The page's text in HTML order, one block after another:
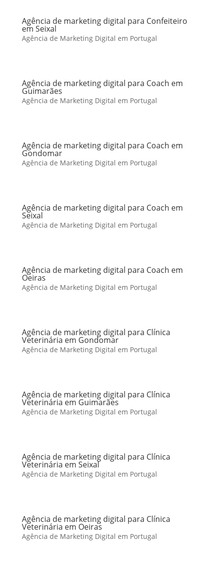
Agência de marketing digital para Confeiteiro
em Seixal
Agência de Marketing Digital em Portugal
Agência de marketing digital para Coach em
Guimarães
Agência de Marketing Digital em Portugal
Agência de marketing digital para Coach em
Gondomar
Agência de Marketing Digital em Portugal
Agência de marketing digital para Coach em
Seixal
Agência de Marketing Digital em Portugal
Agência de marketing digital para Coach em
Oeiras
Agência de Marketing Digital em Portugal
Agência de marketing digital para Clínica
Veterinária em Gondomar
Agência de Marketing Digital em Portugal
Agência de marketing digital para Clínica
Veterinária em Guimarães
Agência de Marketing Digital em Portugal
Agência de marketing digital para Clínica
Veterinária em Seixal
Agência de Marketing Digital em Portugal
Agência de marketing digital para Clínica
Veterinária em Oeiras
Agência de Marketing Digital em Portugal